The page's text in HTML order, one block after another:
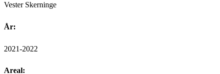
Vester Skerninge
År:
2021-2022
Areal: